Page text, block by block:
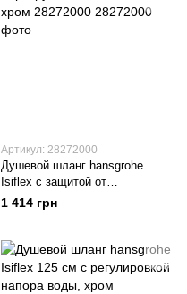
Артикул: 28272000
Душевой шланг hansgrohe
Isiflex с защитой от
перекручивания 125 см, хром
28272000
1 414 грн